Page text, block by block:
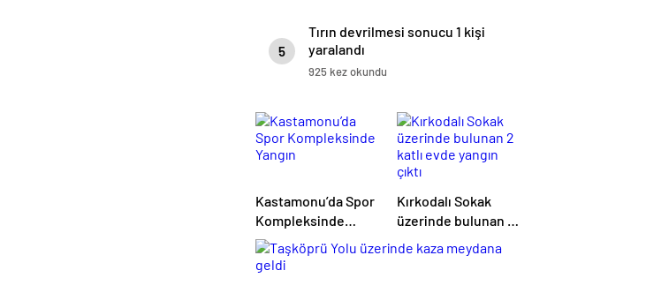
5
Tırın devrilmesi sonucu 1 kişi
yaralandı
925 kez okundu
Kastamonu’da Spor
Kompleksinde
Yangın
Kırkodalı Sokak
üzerinde bulunan 2
katlı evde yangın
çıktı